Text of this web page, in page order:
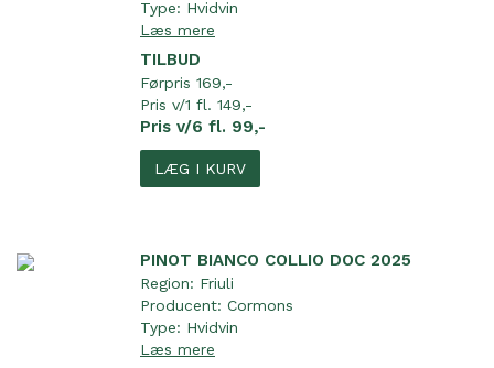
Type: Hvidvin
Læs mere
TILBUD
Førpris 169,-
Pris v/1 fl. 149,-
Pris v/6 fl. 99,-
LÆG I KURV
PINOT BIANCO COLLIO DOC 2025
Region: Friuli
Producent: Cormons
Type: Hvidvin
Læs mere